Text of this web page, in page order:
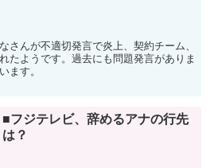
さんが不適切発言で炎上、契約チーム、
たようです。過去にも問題発言がありま
ます。
■フジテレビ、辞めるアナの行先
は？